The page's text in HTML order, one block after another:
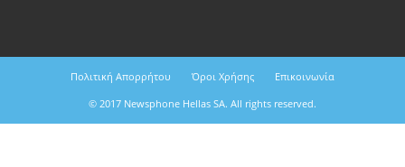
Πολιτική Απορρήτου Όροι Χρήσης
Επικοινωνία
© 2017 Newsphone Hellas SA. All rights reserved.